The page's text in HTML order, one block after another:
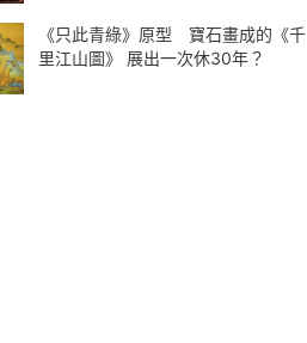
《只此青綠》原型 寶石畫成的《千
里江山圖》 展出一次休30年？